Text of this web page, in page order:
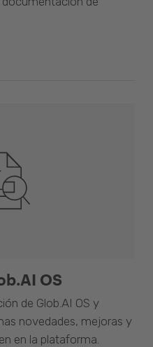
OS
de Glob.AI OS y
novedades, mejoras y
en la plataforma.